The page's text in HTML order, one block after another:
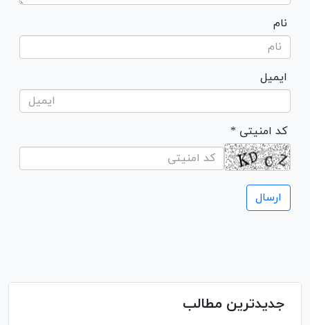
نام
ایمیل
* کد امنیتی
جدیدترین مطالب